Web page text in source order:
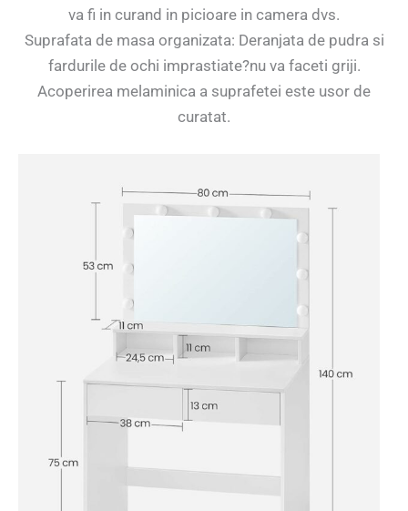
va fi in curand in picioare in camera dvs.
Suprafata de masa organizata: Deranjata de pudra si
fardurile de ochi imprastiate?nu va faceti griji.
Acoperirea melaminica a suprafetei este usor de
curatat.